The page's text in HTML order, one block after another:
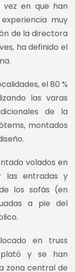
en que han
muy
de la directora
ha definido el
el 80 %
las varas
de la
montados
volados en
las entradas y
los sofás (en
a pie del
en truss
plató y se han
zona central de